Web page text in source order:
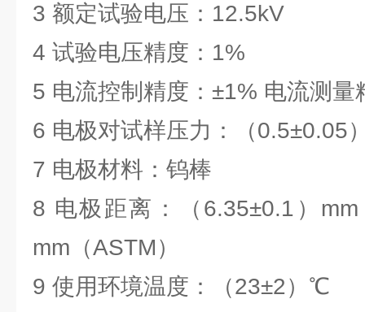
3 额定试验电压：12.5kV
4 试验电压精度：1%
5 电流控制精度：±1% 电流测量
6 电极对试样压力：（0.5±0.05
7 电极材料：钨棒
8 电极距离：（6.35±0.1）
mm（ASTM）
9 使用环境温度：（23±2）℃